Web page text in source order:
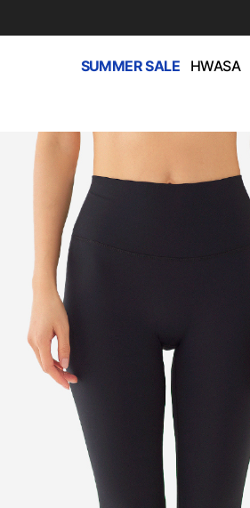
SUMMER SALE HWASA